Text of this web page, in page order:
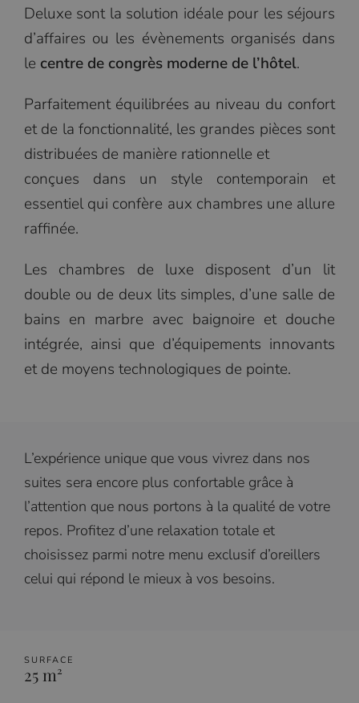
Deluxe sont la solution idéale pour les séjours
d’affaires ou les évènements organisés dans
le centre de congrès moderne de l’hôtel.
Parfaitement équilibrées au niveau du confort
et de la fonctionnalité, les grandes pièces sont
distribuées de manière rationnelle et
conçues dans un style contemporain et
essentiel qui confère aux chambres une allure
raffinée.
Les chambres de luxe disposent d’un lit
double ou de deux lits simples, d’une salle de
bains en marbre avec baignoire et douche
intégrée, ainsi que d’équipements innovants
et de moyens technologiques de pointe.
L’expérience unique que vous vivrez dans nos
suites sera encore plus confortable grâce à
l’attention que nous portons à la qualité de votre
repos. Profitez d’une relaxation totale et
choisissez parmi notre menu exclusif d’oreillers
celui qui répond le mieux à vos besoins.
SURFACE
25 m²